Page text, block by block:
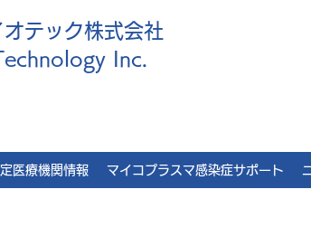
オテック株式会社
Inc.
医療機関情報 マイコプラスマ感染症サポート